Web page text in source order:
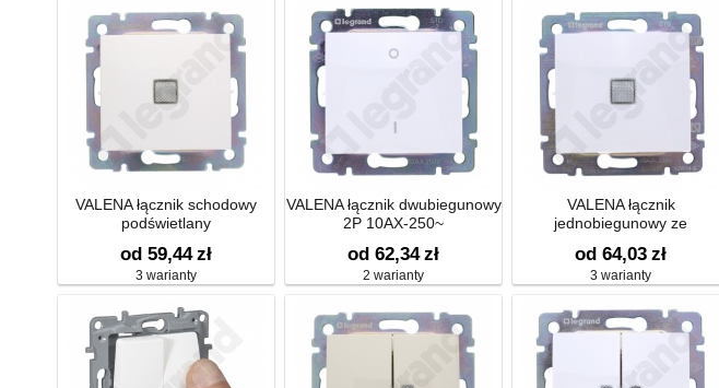
VALENA łącznik schodowy
podświetlany
od 59,44 zł
3 warianty
VALENA łącznik dwubiegunowy
2P 10AX-250~
od 62,34 zł
2 warianty
VALENA łącznik
jednobiegunowy ze
od 64,03 zł
3 warianty